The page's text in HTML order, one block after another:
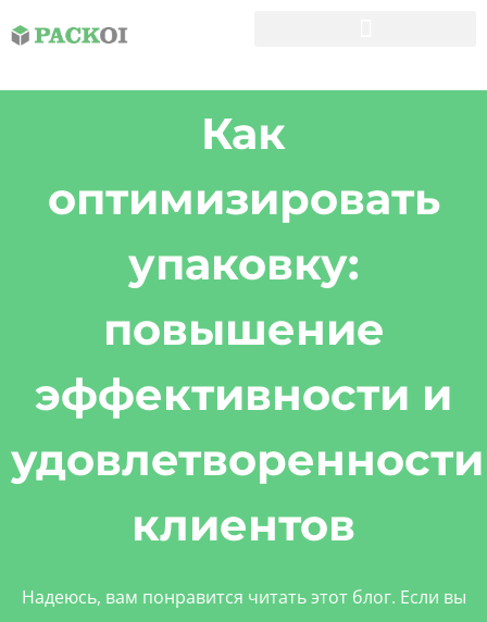
Как
оптимизировать
упаковку:
повышение
эффективности и
удовлетворенности
клиентов
Надеюсь, вам понравится читать этот блог. Если вы